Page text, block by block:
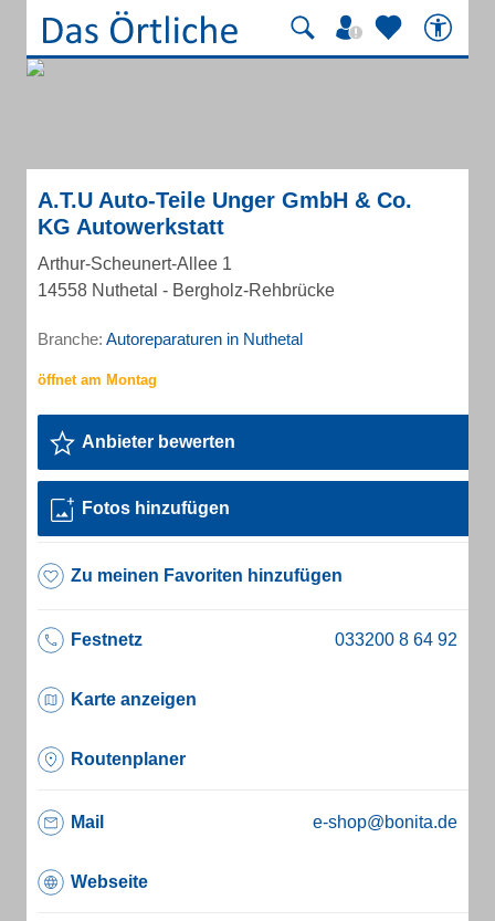
A.T.U Auto-Teile Unger GmbH & Co.
KG Autowerkstatt
Arthur-Scheunert-Allee 1
14558 Nuthetal - Bergholz-Rehbrücke
Branche: Autoreparaturen in Nuthetal
Anbieter bewerten
Fotos hinzufügen
Zu meinen Favoriten hinzufügen
Festnetz
Karte anzeigen
Routenplaner
Mail e-shop@bonita.de
Webseite